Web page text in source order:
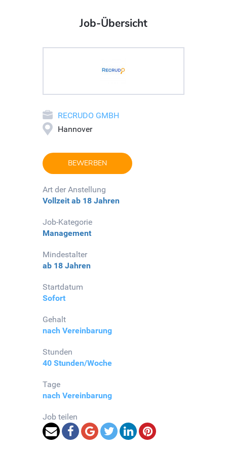
Job-Übersicht
RECRUDO GMBH
Hannover
BEWERBEN
Art der Anstellung
Vollzeit ab 18 Jahren
Job-Kategorie
Management
Mindestalter
ab 18 Jahren
Startdatum
Sofort
Gehalt
nach Vereinbarung
Stunden
40 Stunden/Woche
Tage
nach Vereinbarung
Job teilen